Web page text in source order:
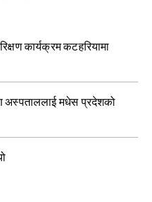
कार्यक्रम कटहरियामा
मधेस प्रदेशको